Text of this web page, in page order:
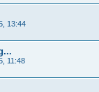
13:44
11:48